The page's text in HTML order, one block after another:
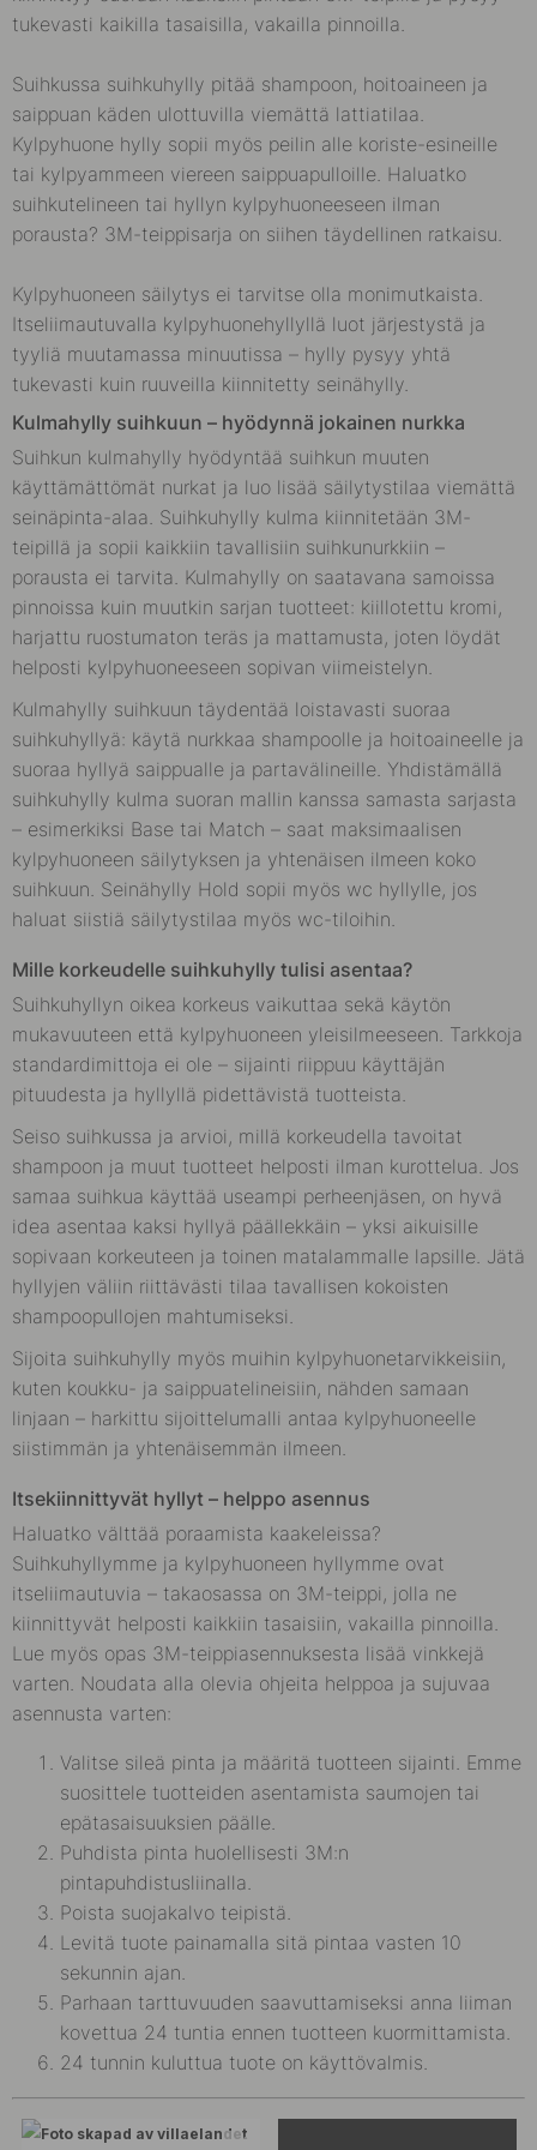
tukevasti kaikilla tasaisilla, vakailla pinnoilla.
Suihkussa suihkuhylly pitää shampoon, hoitoaineen ja
saippuan käden ulottuvilla viemättä lattiatilaa.
Kylpyhuone hylly sopii myös peilin alle koriste-esineille
tai kylpyammeen viereen saippuapulloille. Haluatko
suihkutelineen tai hyllyn kylpyhuoneeseen ilman
porausta? 3M-teippisarja on siihen täydellinen ratkaisu.
Kylpyhuoneen säilytys ei tarvitse olla monimutkaista.
Itseliimautuvalla kylpyhuonehyllyllä luot järjestystä ja
tyyliä muutamassa minuutissa – hylly pysyy yhtä
tukevasti kuin ruuveilla kiinnitetty seinähylly.
Kulmahylly suihkuun – hyödynnä jokainen nurkka
Suihkun kulmahylly hyödyntää suihkun muuten
käyttämättömät nurkat ja luo lisää säilytystilaa viemättä
seinäpinta-alaa. Suihkuhylly kulma kiinnitetään 3M-
teipillä ja sopii kaikkiin tavallisiin suihkunurkkiin –
porausta ei tarvita. Kulmahylly on saatavana samoissa
pinnoissa kuin muutkin sarjan tuotteet: kiillotettu kromi,
harjattu ruostumaton teräs ja mattamusta, joten löydät
helposti kylpyhuoneeseen sopivan viimeistelyn.
Kulmahylly suihkuun täydentää loistavasti suoraa
suihkuhyllyä: käytä nurkkaa shampoolle ja hoitoaineelle ja
suoraa hyllyä saippualle ja partavälineille. Yhdistämällä
suihkuhylly kulma suoran mallin kanssa samasta sarjasta
– esimerkiksi Base tai Match – saat maksimaalisen
kylpyhuoneen säilytyksen ja yhtenäisen ilmeen koko
suihkuun. Seinähylly Hold sopii myös wc hyllylle, jos
haluat siistiä säilytystilaa myös wc-tiloihin.
Mille korkeudelle suihkuhylly tulisi asentaa?
Suihkuhyllyn oikea korkeus vaikuttaa sekä käytön
mukavuuteen että kylpyhuoneen yleisilmeeseen. Tarkkoja
standardimittoja ei ole – sijainti riippuu käyttäjän
pituudesta ja hyllyllä pidettävistä tuotteista.
Seiso suihkussa ja arvioi, millä korkeudella tavoitat
shampoon ja muut tuotteet helposti ilman kurottelua. Jos
samaa suihkua käyttää useampi perheenjäsen, on hyvä
idea asentaa kaksi hyllyä päällekkäin – yksi aikuisille
sopivaan korkeuteen ja toinen matalammalle lapsille. Jätä
hyllyjen väliin riittävästi tilaa tavallisen kokoisten
shampoopullojen mahtumiseksi.
Sijoita suihkuhylly myös muihin kylpyhuonetarvikkeisiin,
kuten koukku- ja saippuatelineisiin, nähden samaan
linjaan – harkittu sijoittelumalli antaa kylpyhuoneelle
siistimmän ja yhtenäisemmän ilmeen.
Itsekiinnittyvät hyllyt – helppo asennus
Haluatko välttää poraamista kaakeleissa?
Suihkuhyllymme ja kylpyhuoneen hyllymme ovat
itseliimautuvia – takaosassa on 3M-teippi, jolla ne
kiinnittyvät helposti kaikkiin tasaisiin, vakailla pinnoilla.
Lue myös opas 3M-teippiasennuksesta lisää vinkkejä
varten. Noudata alla olevia ohjeita helppoa ja sujuvaa
asennusta varten:
Valitse sileä pinta ja määritä tuotteen sijainti. Emme
suosittele tuotteiden asentamista saumojen tai
epätasaisuuksien päälle.
Puhdista pinta huolellisesti 3M:n
pintapuhdistusliinalla.
Poista suojakalvo teipistä.
Levitä tuote painamalla sitä pintaa vasten 10
sekunnin ajan.
Parhaan tarttuvuuden saavuttamiseksi anna liiman
kovettua 24 tuntia ennen tuotteen kuormittamista.
24 tunnin kuluttua tuote on käyttövalmis.